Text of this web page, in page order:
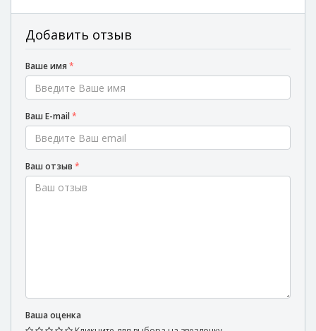
Добавить отзыв
Ваше имя *
Ваш E-mail*
Ваш отзыв *
Ваша оценка